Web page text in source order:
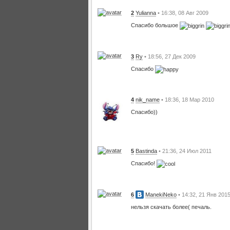
2 Yulianna • 16:38, 08 Авг 2009
Спасибо большое
3 Ry • 18:56, 27 Дек 2009
Спасибо
4 nik_name • 18:36, 18 Мар 2010
Спасибо))
5 Bastinda • 21:36, 24 Июл 2011
Спасибо!
6 ManekiNeko • 14:32, 21 Янв 2015
нельзя скачать более( печаль.